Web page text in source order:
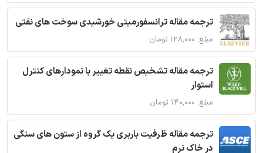
ترجمه مقاله ترانسفورمیتی خورشیدی سوخت های نفتی
مبلغ: ۱۲۸,۰۰۰ تومان
ترجمه مقاله تشخیص نقطه تغییر با نمودارهای کنترل
استوار
مبلغ: ۱۴۰,۰۰۰ تومان
ترجمه مقاله ظرفیت باربری یک گروه از ستون های سنگی
در خاک نرم